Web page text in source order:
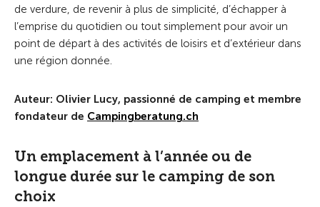
de verdure, de revenir à plus de simplicité, d’échapper à
l’emprise du quotidien ou tout simplement pour avoir un
point de départ à des activités de loisirs et d’extérieur dans
une région donnée.
Auteur: Olivier Lucy, passionné de camping et membre
fondateur de Campingberatung.ch
Un emplacement à l’année ou de
longue durée sur le camping de son
choix